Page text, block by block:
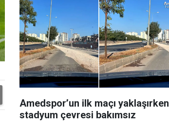
Amedspor’un ilk maçı yaklaşırken
stadyum çevresi bakımsız